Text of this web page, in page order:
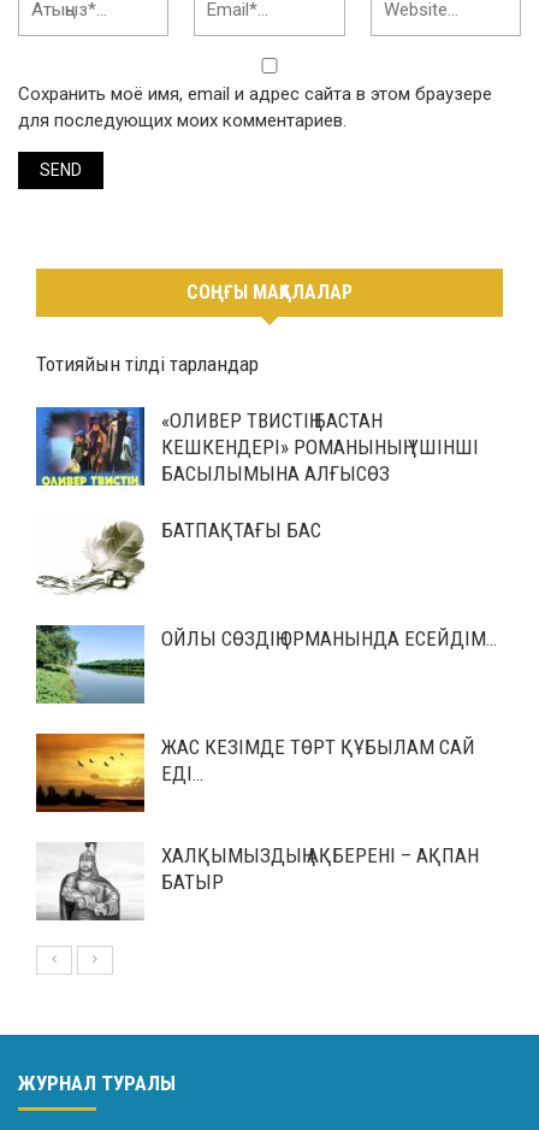
Сохранить моё имя, email и адрес сайта в этом браузере
для последующих моих комментариев.
СОҢҒЫ МАҚАЛАЛАР
Тотияйын тілді тарландар
«ОЛИВЕР ТВИСТІҢ БАСТАН
КЕШКЕНДЕРІ» РОМАНЫНЫҢ ҮШІНШІ
БАСЫЛЫМЫНА АЛҒЫСӨЗ
БАТПАҚТАҒЫ БАС
ОЙЛЫ СӨЗДІҢ ОРМАНЫНДА ЕСЕЙДІМ…
ЖАС КЕЗІМДЕ ТӨРТ ҚҰБЫЛАМ САЙ
ЕДІ…
ХАЛҚЫМЫЗДЫҢ АҚБЕРЕНІ – АҚПАН
БАТЫР
ЖУРНАЛ ТУРАЛЫ